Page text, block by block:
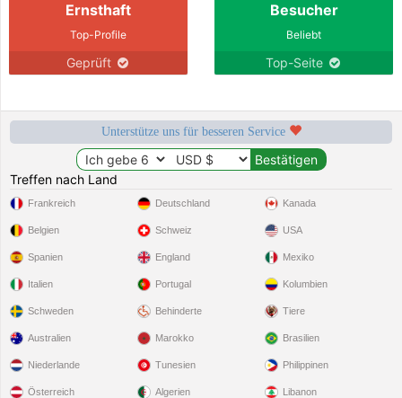
Ernsthaft
Top-Profile
Geprüft
Besucher
Beliebt
Top-Seite
Unterstütze uns für besseren Service
Treffen nach Land
Frankreich
Belgien
Spanien
Italien
Schweden
Deutschland
Schweiz
England
Portugal
Behinderte
Kanada
USA
Mexiko
Kolumbien
Tiere
Australien
Niederlande
Österreich
Marokko
Tunesien
Algerien
Brasilien
Philippinen
Libanon